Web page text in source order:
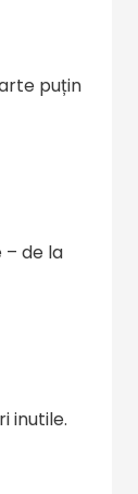
puțin
de la
inutile.